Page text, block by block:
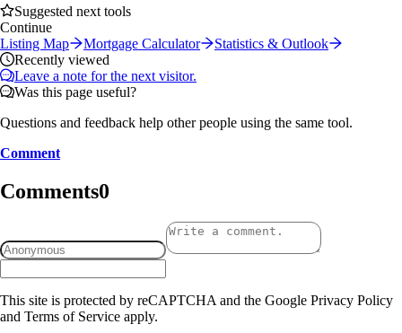
Suggested next tools
Continue
Listing Map
Mortgage Calculator
Statistics & Outlook
Recently viewed
Leave a note for the next visitor.
Was this page useful?
Questions and feedback help other people using the same tool.
Comment
Comments0
This site is protected by reCAPTCHA and the Google Privacy Policy
and Terms of Service apply.